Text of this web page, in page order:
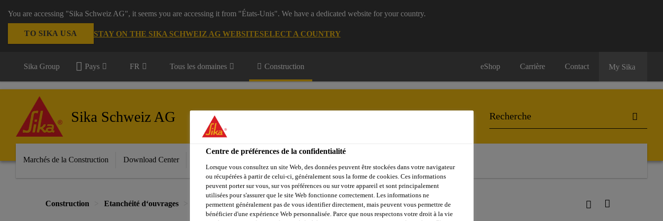
You are accessing "Sika Schweiz AG", it seems you are accessing it from "États-Unis". We have a dedicated website for your country.
TO SIKA USA STAY ON THE SIKA SCHWEIZ AG WEBSITESELECT A COUNTRY
Sika Group Pays FR Tous les domaines Construction eShop Carrière Contact My Sika
Sika Schweiz AG
Marchés de la Construction Download Center
Construction Etanchéité d‘ouvrages Étanchéité du béton Produits d‘injection SikaFuko® Swell-1
Centre de préférences de la confidentialité
Lorsque vous consultez un site Web, des données peuvent être stockées dans votre navigateur
ou récupérées à partir de celui-ci, généralement sous la forme de cookies. Ces informations
peuvent porter sur vous, sur vos préférences ou sur votre appareil et sont principalement
utilisées pour s'assurer que le site Web fonctionne correctement. Les informations ne
permettent généralement pas de vous identifier directement, mais peuvent vous permettre de
bénéficier d'une expérience Web personnalisée. Parce que nous respectons votre droit à la vie